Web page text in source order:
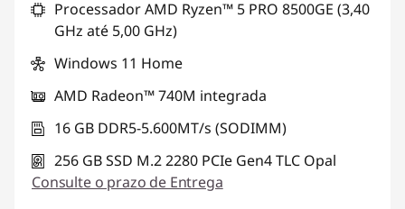
Processador AMD Ryzen™ 5 PRO 8500GE (3,40
GHz até 5,00 GHz)
Windows 11 Home
AMD Radeon™ 740M integrada
16 GB DDR5-5.600MT/s (SODIMM)
256 GB SSD M.2 2280 PCIe Gen4 TLC Opal
Consulte o prazo de Entrega